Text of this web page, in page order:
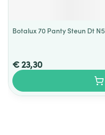
Botalux 70 Panty Steun Dt N5
€ 23,30